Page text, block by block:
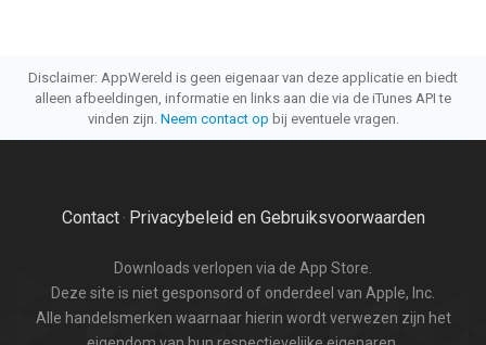
Disclaimer: AppWereld is geen eigenaar van deze applicatie en biedt
alleen afbeeldingen, informatie en links aan die via de iTunes API te
vinden zijn. Neem contact op bij eventuele vragen.
Contact· Privacybeleid en Gebruiksvoorwaarden
Downloads verlopen via de App Store.
Deze site is niet gesponsord of onderdeel van Apple, Inc.
Alle handelsmerken waarnaar hierin wordt verwezen zijn het